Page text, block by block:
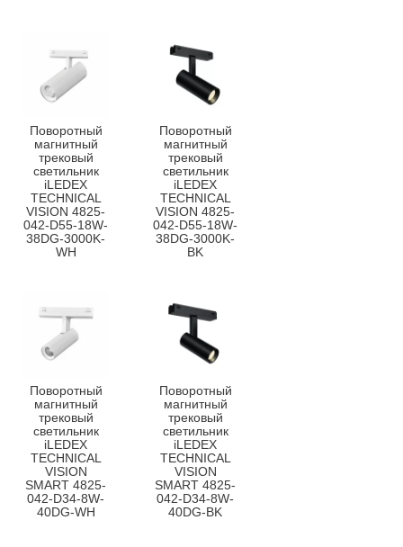
Поворотный
магнитный
трековый
светильник
iLEDEX
TECHNICAL
VISION 4825-
042-D55-18W-
38DG-3000K-
WH
Поворотный
магнитный
трековый
светильник
iLEDEX
TECHNICAL
VISION 4825-
042-D55-18W-
38DG-3000K-
BK
Поворотный
магнитный
трековый
светильник
iLEDEX
TECHNICAL
VISION
SMART 4825-
042-D34-8W-
40DG-WH
Поворотный
магнитный
трековый
светильник
iLEDEX
TECHNICAL
VISION
SMART 4825-
042-D34-8W-
40DG-BK